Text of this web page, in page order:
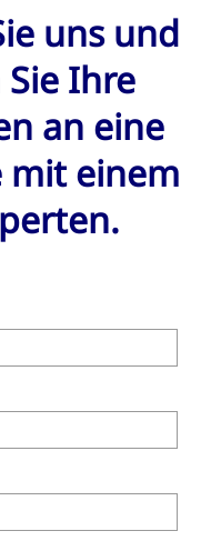
uns und
Ihre
an eine
mit einem